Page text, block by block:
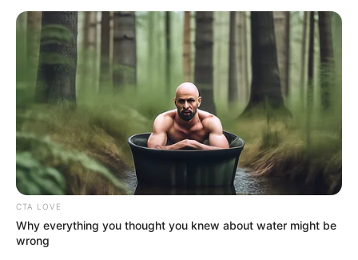
—
Emenda Constitucional 63/2006 - Estabelece queLei federal
disporá sobre o regime jurídico, o piso salarial profissional nacional,
as diretrizes para os Planos de Carreira e a regulamentação das
atividades de agente comunitário de saúde e agente de combate
às endemias.
—Lei Federal 12.994/2014- Estabeleceu o direito dos agentes de
saúde ao Piso Salarial Nacional;
—Lei Federal 13.342/2016- Garante o direito dos ACS e ACE ao
Adicional de Insalubridade a partir do salário base;
Lei Federal 13.708/2018
CTA LOVE
Why everything you thought you knew about water might be
wrong